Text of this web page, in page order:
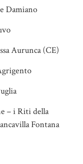
Damiano
Aurunca (CE)
– i Riti della
Fontana